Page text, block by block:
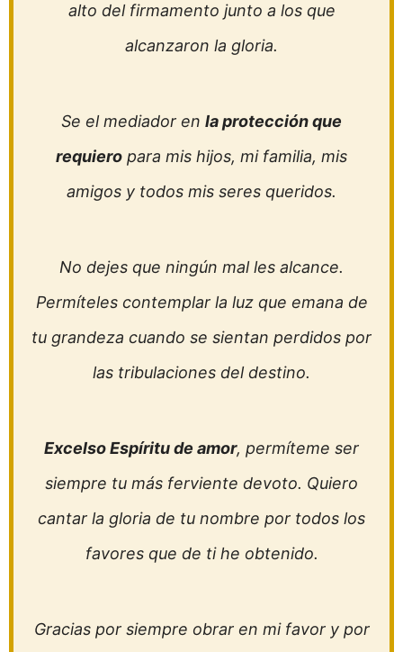
alto del firmamento junto a los que
alcanzaron la gloria.
Se el mediador en la protección que
requiero para mis hijos, mi familia, mis
amigos y todos mis seres queridos.
No dejes que ningún mal les alcance.
Permíteles contemplar la luz que emana de
tu grandeza cuando se sientan perdidos por
las tribulaciones del destino.
Excelso Espíritu de amor, permíteme ser
siempre tu más ferviente devoto. Quiero
cantar la gloria de tu nombre por todos los
favores que de ti he obtenido.
Gracias por siempre obrar en mi favor y por